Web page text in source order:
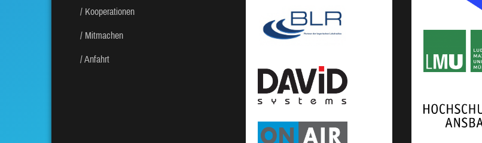
Kooperationen
Mitmachen
Anfahrt